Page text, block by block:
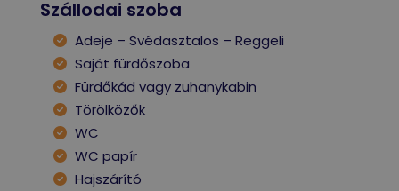
Szállodai szoba
Adeje – Svédasztalos – Reggeli
Saját fürdőszoba
Fürdőkád vagy zuhanykabin
Törölközők
WC
WC papír
Hajszárító